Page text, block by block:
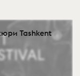
Tashkent